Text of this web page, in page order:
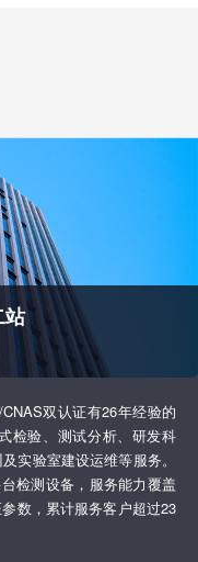
站
双认证有26年经验的
检验、测试分析、研发科
实验室建设运维等服务。
检测设备，服务能力覆盖
数，累计服务客户超过23